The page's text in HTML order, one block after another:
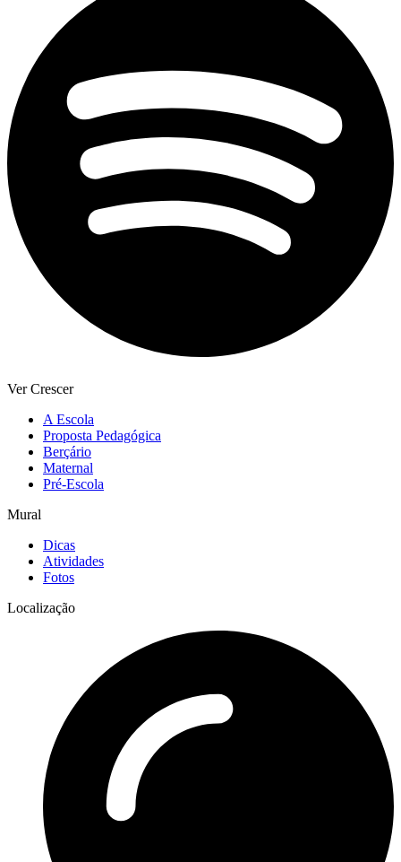
Ver Crescer
A Escola
Proposta Pedagógica
Berçário
Maternal
Pré-Escola
Mural
Dicas
Atividades
Fotos
Localização